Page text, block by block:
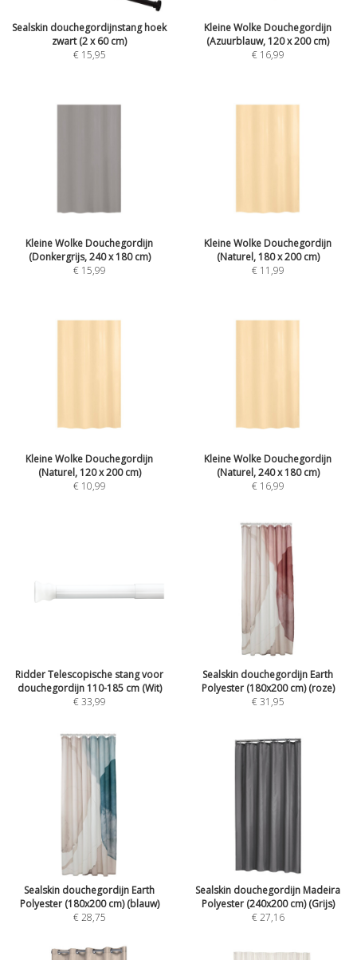
Sealskin douchegordijnstang hoek
zwart (2 x 60 cm)
€ 15,95
Kleine Wolke Douchegordijn
(Azuurblauw, 120 x 200 cm)
€ 16,99
Kleine Wolke Douchegordijn
(Donkergrijs, 240 x 180 cm)
€ 15,99
Kleine Wolke Douchegordijn
(Naturel, 180 x 200 cm)
€ 11,99
Kleine Wolke Douchegordijn
(Naturel, 120 x 200 cm)
€ 10,99
Kleine Wolke Douchegordijn
(Naturel, 240 x 180 cm)
€ 16,99
Ridder Telescopische stang voor
douchegordijn 110-185 cm (Wit)
€ 33,99
Sealskin douchegordijn Earth
Polyester (180x200 cm) (roze)
€ 31,95
Sealskin douchegordijn Earth
Polyester (180x200 cm) (blauw)
€ 28,75
Sealskin douchegordijn Madeira
Polyester (240x200 cm) (Grijs)
€ 27,16